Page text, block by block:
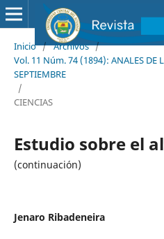
Inicio / Archivos /
Vol. 11 Núm. 74 (1894): ANALES DE
SEPTIEMBRE
/
CIENCIAS
Estudio sobre el
(continuación)
Jenaro Ribadeneira